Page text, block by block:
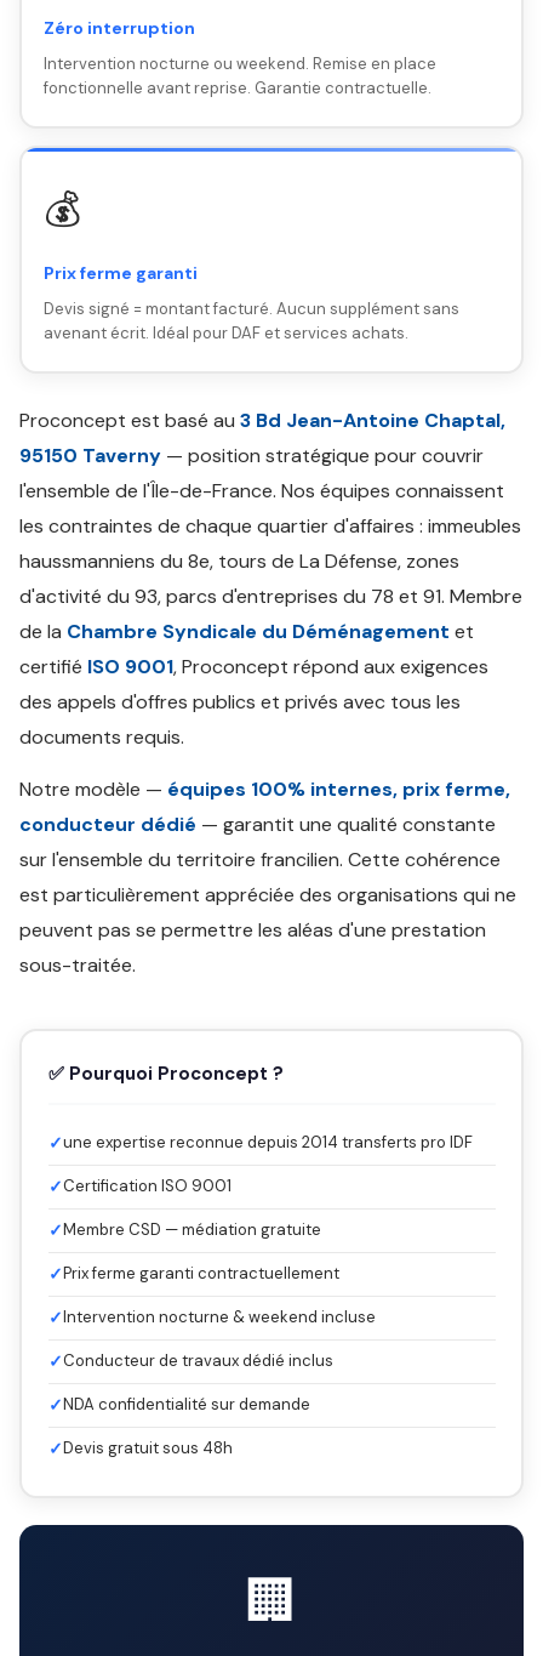
Zéro interruption
Intervention nocturne ou weekend. Remise en place
fonctionnelle avant reprise. Garantie contractuelle.
💰
Prix ferme garanti
Devis signé = montant facturé. Aucun supplément sans
avenant écrit. Idéal pour DAF et services achats.
Proconcept est basé au 3 Bd Jean-Antoine Chaptal,
95150 Taverny — position stratégique pour couvrir
l'ensemble de l'Île-de-France. Nos équipes connaissent
les contraintes de chaque quartier d'affaires : immeubles
haussmanniens du 8e, tours de La Défense, zones
d'activité du 93, parcs d'entreprises du 78 et 91. Membre
de la Chambre Syndicale du Déménagement et
certifié ISO 9001, Proconcept répond aux exigences
des appels d'offres publics et privés avec tous les
documents requis.
Notre modèle — équipes 100% internes, prix ferme,
conducteur dédié — garantit une qualité constante
sur l'ensemble du territoire francilien. Cette cohérence
est particulièrement appréciée des organisations qui ne
peuvent pas se permettre les aléas d'une prestation
sous-traitée.
✅ Pourquoi Proconcept ?
✓une expertise reconnue depuis 2014 transferts pro IDF
✓Certification ISO 9001
✓Membre CSD — médiation gratuite
✓Prix ferme garanti contractuellement
✓Intervention nocturne & weekend incluse
✓Conducteur de travaux dédié inclus
✓NDA confidentialité sur demande
✓Devis gratuit sous 48h
🏢